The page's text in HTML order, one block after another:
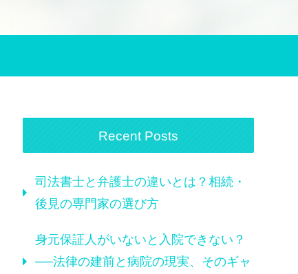
Recent Posts
司法書士と弁護士の違いとは？相続・
後見の専門家の選び方
身元保証人がいないと入院できない？
──法律の建前と病院の現実、そのギャ